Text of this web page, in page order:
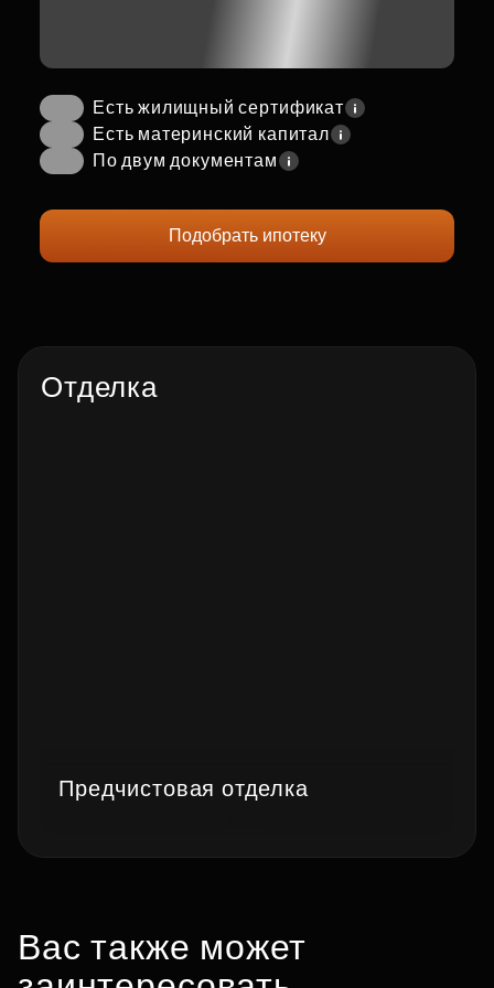
Есть жилищный сертификат
Есть материнский капитал
По двум документам
Подобрать ипотеку
Отделка
Предчистовая отделка
Вас также может